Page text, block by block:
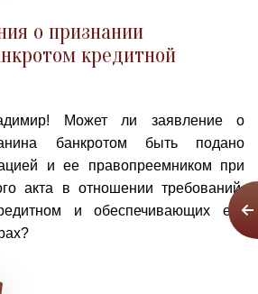
о признании
кредитной
Может ли заявление о
банкротом быть подано
и ее правопреемником при
акта в отношении требований,
и обеспечивающих его